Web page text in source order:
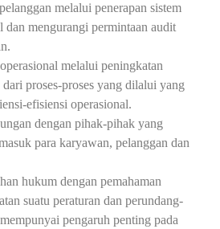
melalui penerapan sistem
dan mengurangi permintaan audit
melalui peningkatan
proses-proses yang dilalui yang
efisiensi operasional.
dengan pihak-pihak yang
para karyawan, pelanggan dan
hukum dengan pemahaman
suatu peraturan dan perundang-
pengaruh penting pada